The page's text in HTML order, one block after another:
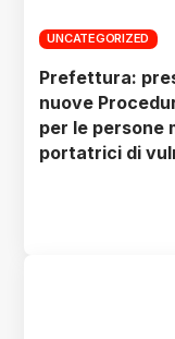
UNCATEGORIZED
Prefettura:
nuove
per le persone
portatrici di